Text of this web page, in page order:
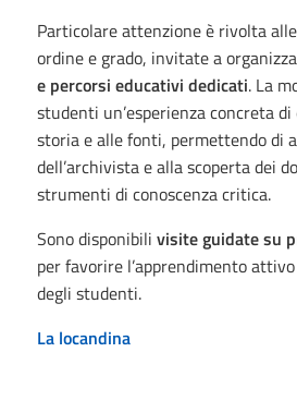
Particolare attenzione è rivolta
ordine e grado, invitate a
e percorsi educativi dedicati. La
studenti un’esperienza concreta
storia e alle fonti, permettendo di
dell’archivista e alla scoperta dei
strumenti di conoscenza critica.
Sono disponibili visite guidate su
per favorire l’apprendimento
degli studenti.
La locandina